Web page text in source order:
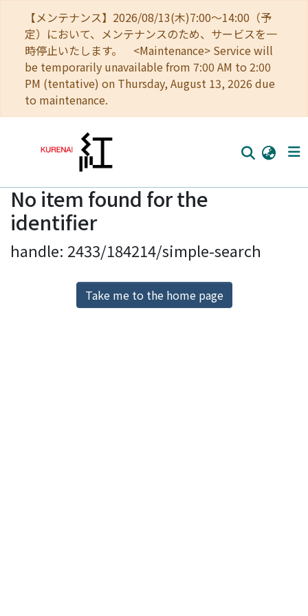
【メンテナンス】2026/08/13(木)7:00～14:00（予
定）において、メンテナンスのため、サービスを一
時停止いたします。 <Maintenance> Service will
be temporarily unavailable from 7:00 AM to 2:00
PM (tentative) on Thursday, August 13, 2026 due
to maintenance.
Home
Communities
Browse
Download Ranking
No item found for the
identifier
handle: 2433/184214/simple-search
Take me to the home page